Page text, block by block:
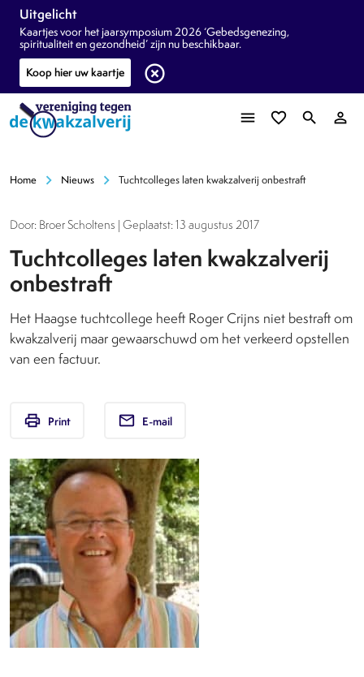
Uitgelicht
Kaartjes voor het jaarsymposium 2026 ‘Gebedsgenezing,
spiritualiteit en gezondheid’ zijn nu beschikbaar.
Koop hier uw kaartje
highlight_off
menu favorite_border search person_outline
Home chevron_right Nieuws chevron_right Tuchtcolleges laten kwakzalverij onbestraft
Door: Broer Scholtens | Geplaatst: 13 augustus 2017
Tuchtcolleges laten kwakzalverij
onbestraft
Het Haagse tuchtcollege heeft Roger Crijns niet bestraft om
kwakzalverij maar gewaarschuwd om het verkeerd opstellen
van een factuur.
print Print email E-mail